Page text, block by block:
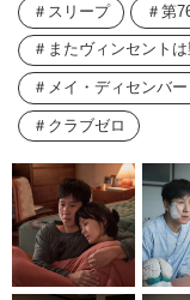
スリープ 第
またヴィンセント
メイ・ディセンバ
クラブゼロ